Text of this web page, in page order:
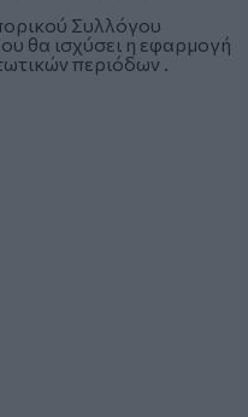
Συλλόγου
θα ισχύσει η εφαρμογή
περιόδων .